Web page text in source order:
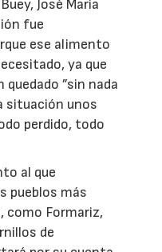
José María
fue
ese alimento
ya que
quedado ”sin nada
situación unos
perdido, todo
al que
pueblos más
como Formariz,
de